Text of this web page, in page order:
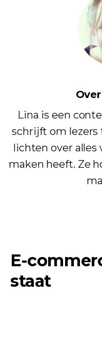
Lina is een
schrijft om lezers
lichten over
maken heeft. Ze
E-
staat